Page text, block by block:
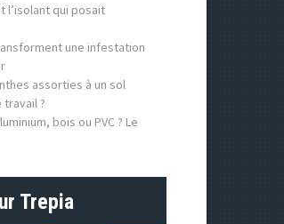
l’isolant qui posait
une infestation
assorties à un sol
?
bois ou PVC ? Le
Trepia